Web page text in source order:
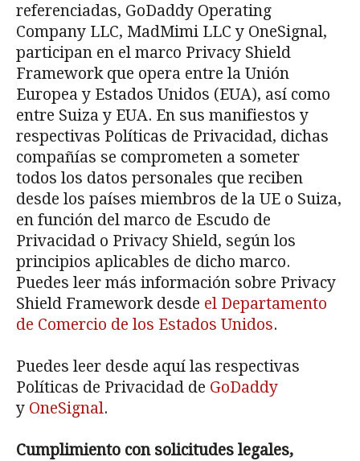
referenciadas, GoDaddy Operating
Company LLC, MadMimi LLC y OneSignal,
participan en el marco Privacy Shield
Framework que opera entre la Unión
Europea y Estados Unidos (EUA), así como
entre Suiza y EUA. En sus manifiestos y
respectivas Políticas de Privacidad, dichas
compañías se comprometen a someter
todos los datos personales que reciben
desde los países miembros de la UE o Suiza,
en función del marco de Escudo de
Privacidad o Privacy Shield, según los
principios aplicables de dicho marco.
Puedes leer más información sobre Privacy
Shield Framework desde el Departamento
de Comercio de los Estados Unidos.
Puedes leer desde aquí las respectivas
Políticas de Privacidad de GoDaddy
y OneSignal.
Cumplimiento con solicitudes legales,